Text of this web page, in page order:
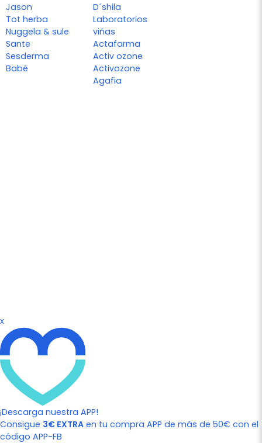
Jason
Tot herba
Nuggela & sule
Sante
Sesderma
Babé
D´shila
Laboratorios
viñas
Actafarma
Activ ozone
Activozone
Agafia
x
¡Descarga nuestra APP!
Consigue 3€ EXTRA en tu compra APP de más de 50€ con el
código APP-FB